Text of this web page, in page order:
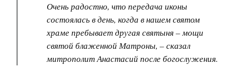
Очень радостно, что передача иконы
состоялась в день, когда в нашем святом
храме пребывает другая святыня – мощи
святой блаженной Матроны, – сказал
митрополит Анастасий после богослужения.